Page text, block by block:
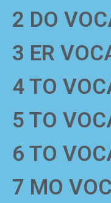
2 DO
3 ER
4 TO
5 TO
6 TO
7 MO